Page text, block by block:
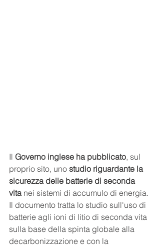
Il Governo inglese ha pubblicato, sul
proprio sito, uno studio riguardante la
sicurezza delle batterie di seconda
vita nei sistemi di accumulo di energia.
Il documento tratta lo studio sull'uso di
batterie agli ioni di litio di seconda vita
sulla base della spinta globale alla
decarbonizzazione e con la